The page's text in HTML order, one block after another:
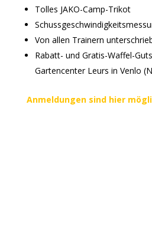
Tolles JAKO-Camp-Trikot
Von allen Trainern
Rabatt- und Gratis-Waffel-
Gartencenter Leurs in Venlo
Anmeldungen sind hier